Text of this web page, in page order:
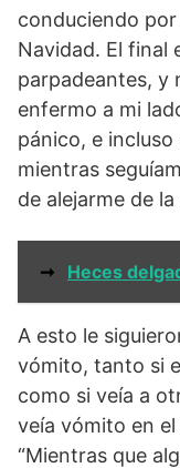
conduciendo
Navidad. El final
parpadeantes, y
enfermo a mi
pánico, e
mientras
de alejarme de
➞ Heces
A esto le
vómito, tanto si
como si veía a
veía vómito en
“Mientras que